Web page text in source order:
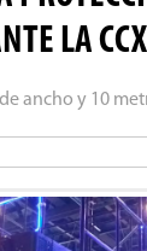
LA
ancho y 10